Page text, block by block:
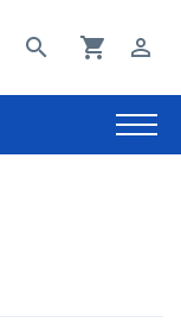
search shopping_cart perm_identity